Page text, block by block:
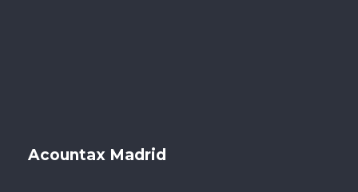
Acountax Madrid